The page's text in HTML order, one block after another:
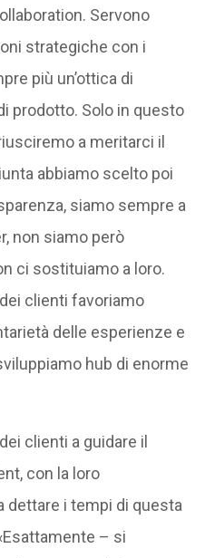
Servono
strategiche con i
più un’ottica di
prodotto. Solo in questo
a meritarci il
abbiamo scelto poi
siamo sempre a
non siamo però
ci sostituiamo a loro.
clienti favoriamo
delle esperienze e
hub di enorme
clienti a guidare il
con la loro
dettare i tempi di questa
– si